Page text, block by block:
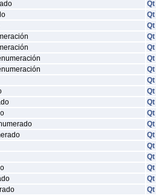
Qt
Qt
Qt
Qt
Qt
Qt
Qt
Qt
Qt
Qt
Qt
Qt
Qt
Qt
Qt
Qt
Qt
Qt